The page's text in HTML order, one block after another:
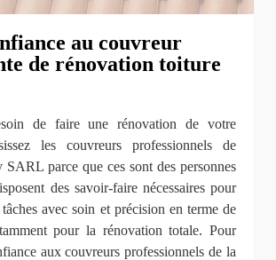
au couvreur
de rénovation toiture
de faire une rénovation de votre
les couvreurs professionnels de
parce que ces sont des personnes
des savoir-faire nécessaires pour
avec soin et précision en terme de
pour la rénovation totale. Pour
aux couvreurs professionnels de la